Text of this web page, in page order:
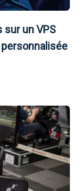
un VPS